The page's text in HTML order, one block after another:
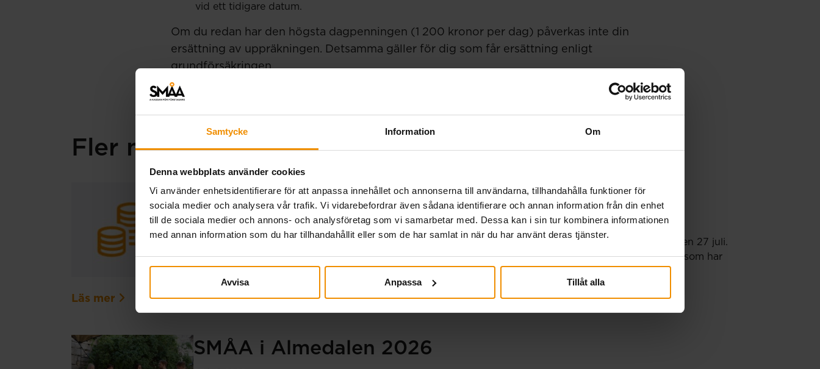
Samtycke Information Om
Denna webbplats använder cookies
Vi använder enhetsidentifierare för att anpassa innehållet och annonserna till användarna, tillhandahålla funktioner för
sociala medier och analysera vår trafik. Vi vidarebefordrar även sådana identifierare och annan information från din enhet
till de sociala medier och annons- och analysföretag som vi samarbetar med. Dessa kan i sin tur kombinera informationen
med annan information som du har tillhandahållit eller som de har samlat in när du har använt deras tjänster.
Avvisa Anpassa Tillåt alla
vid ett tidigare datum.
Om du redan har den högsta dagpenningen (1 200 kronor per dag) påverkas inte din
ersättning av uppräkningen. Detsamma gäller för dig som får ersättning enligt
grundförsäkringen.
Fler nyheter
Extra utbetalning 27 juli.
20 juli, 2026
På grund av en teknisk störning i a-kassornas gemensamma system genomförs en extra utbetalning den 27 juli.
Den ordinarie utbetalningen på torsdag sker som vanligt för alla tidrapporter och månadsansökningar som har
registrerats för utbetalning senast 20 juli. Har din tidrapport eller…
Läs mer
SMÅA i Almedalen 2026